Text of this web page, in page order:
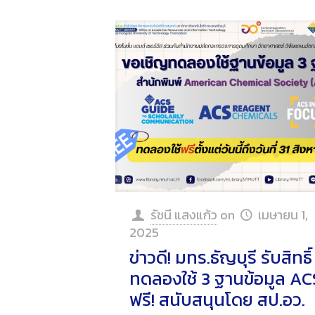
รัชนี แสงแก้ว on
เมษายน 1,
2025
ข่าวดี! มทร.ธัญบุรี รับสิทธิ์
ทดลองใช้ 3 ฐานข้อมูล
ฟรี! สนับสนุนโดย สป.อว.